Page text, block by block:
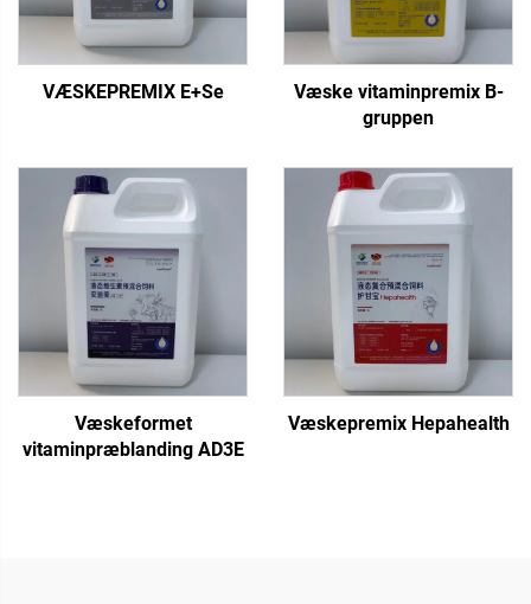
VÆSKEPREMIX E+Se
Væske vitaminpremix B-
gruppen
Væskeformet
vitaminpræblanding AD3E
Væskepremix Hepahealth